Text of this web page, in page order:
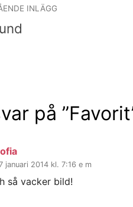
INLÄGG
på ”Favorit
januari 2014 kl. 7:16 e m
så vacker bild!